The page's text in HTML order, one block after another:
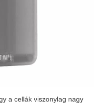
a cellák viszonylag nagy